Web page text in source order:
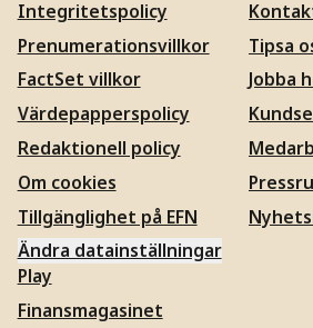
Integritetspolicy
Prenumerationsvillkor
FactSet villkor
Värdepapperspolicy
Redaktionell policy
Om cookies
Tillgänglighet på EFN
Ändra datainställningar
Tipsa
Jobba
Play
Finansmagasinet